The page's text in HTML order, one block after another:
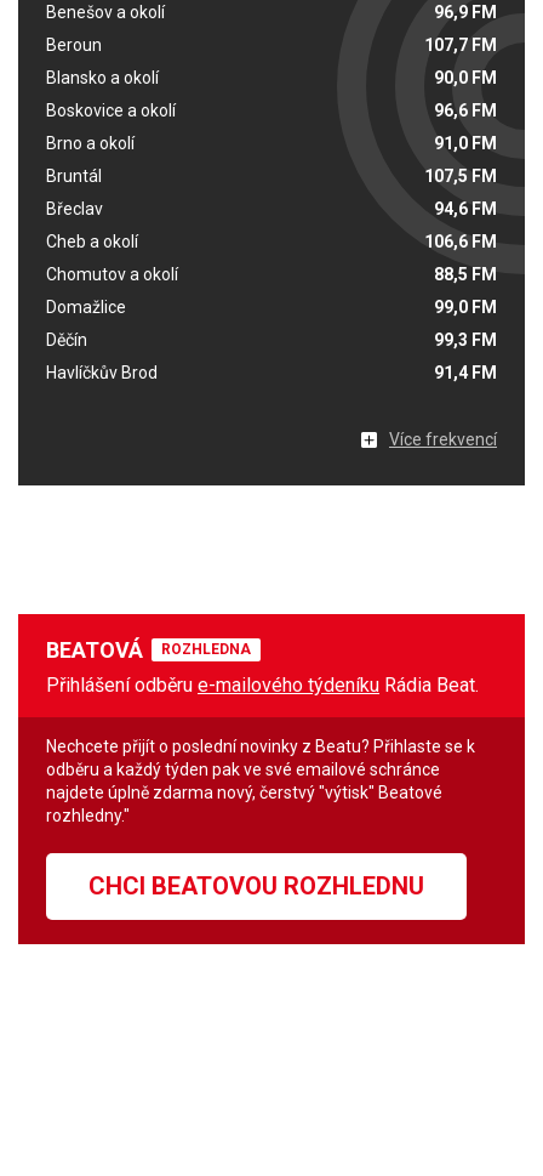
Benešov a okolí
96,9 FM
Beroun
107,7 FM
Blansko a okolí
90,0 FM
Boskovice a okolí
96,6 FM
Brno a okolí
91,0 FM
Bruntál
107,5 FM
Břeclav
94,6 FM
Cheb a okolí
106,6 FM
Chomutov a okolí
88,5 FM
Domažlice
99,0 FM
Děčín
99,3 FM
Havlíčkův Brod
91,4 FM
Více frekvencí
BEATOVÁ ROZHLEDNA
Přihlášení odběru e-mailového týdeníku Rádia Beat.
Nechcete přijít o poslední novinky z Beatu? Přihlaste se k
odběru a každý týden pak ve své emailové schránce
najdete úplně zdarma nový, čerstvý "výtisk" Beatové
rozhledny."
CHCI BEATOVOU ROZHLEDNU